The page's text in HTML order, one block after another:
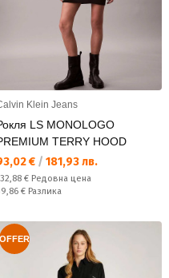
Klein Jeans
LS MONOLOGO
TERRY HOOD
цена:
€ / 181,93 лв.
цена:
€ Редовна цена
€ Разлика
OFFER